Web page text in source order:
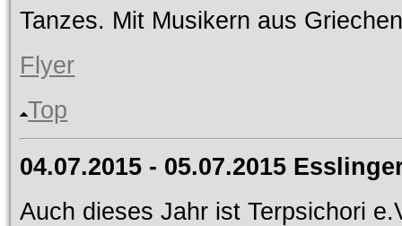
Tanzes. Mit Musikern aus
Flyer
Top
04.07.2015 - 05.07.2015
Auch dieses Jahr ist Terpsichori